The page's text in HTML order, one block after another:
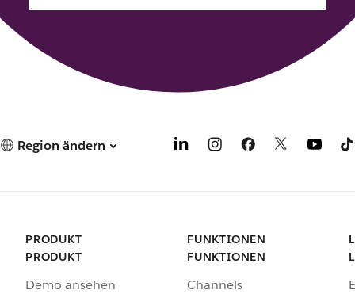
Region ändern
PRODUKT
PRODUKT
Demo ansehen
FUNKTIONEN
FUNKTIONEN
Channels